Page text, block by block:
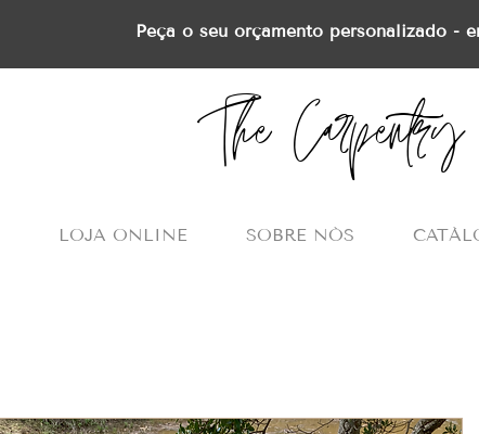
Peça o seu orçamento personalizado -
The
LOJA ONLINE SOBRE NÓS